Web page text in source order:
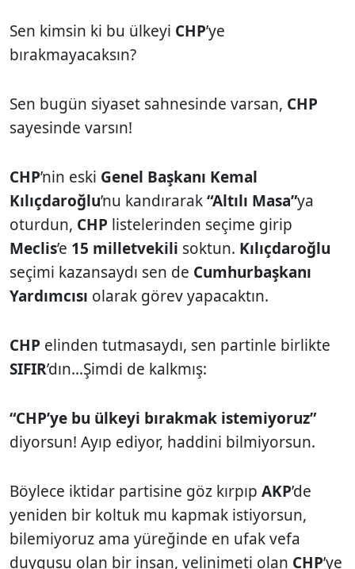
Sen kimsin ki bu ülkeyi CHP’ye
bırakmayacaksın?
Sen bugün siyaset sahnesinde varsan, CHP
sayesinde varsın!
CHP’nin eski Genel Başkanı Kemal
Kılıçdaroğlu’nu kandırarak“Altılı Masa”ya
oturdun, CHP listelerinden seçime girip
Meclis’e 15 milletvekili soktun. Kılıçdaroğlu
seçimi kazansaydı sen de Cumhurbaşkanı
Yardımcısı olarak görev yapacaktın.
CHP elinden tutmasaydı, sen partinle birlikte
SIFIR’dın...Şimdi de kalkmış:
“CHP’ye bu ülkeyi bırakmak istemiyoruz”
diyorsun! Ayıp ediyor, haddini bilmiyorsun.
Böylece iktidar partisine göz kırpıp AKP’de
yeniden bir koltuk mu kapmak istiyorsun,
bilemiyoruz ama yüreğinde en ufak vefa
duygusu olan bir insan, velinimeti olan CHP’ye